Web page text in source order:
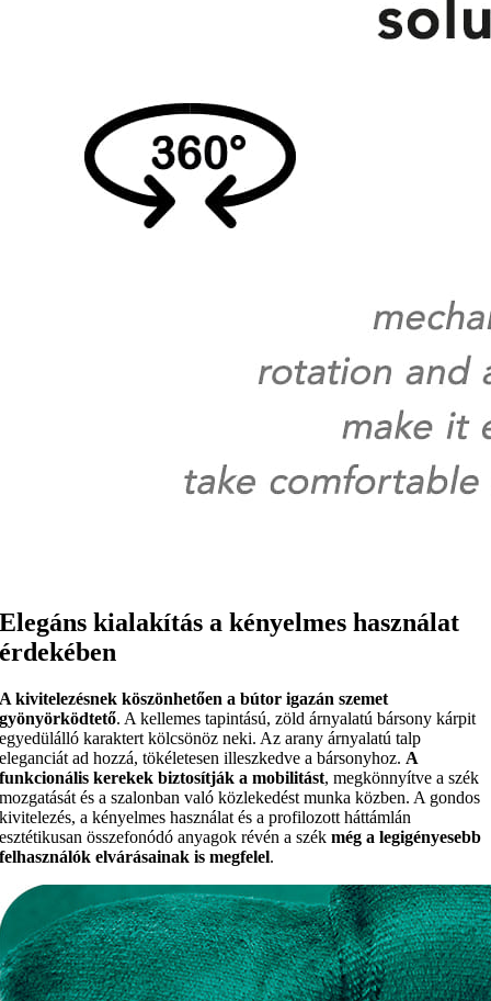
Elegáns kialakítás a kényelmes használat
érdekében
A kivitelezésnek köszönhetően a bútor igazán szemet
gyönyörködtető. A kellemes tapintású, zöld árnyalatú bársony kárpit
egyedülálló karaktert kölcsönöz neki. Az arany árnyalatú talp
eleganciát ad hozzá, tökéletesen illeszkedve a bársonyhoz. A
funkcionális kerekek biztosítják a mobilitást, megkönnyítve a szék
mozgatását és a szalonban való közlekedést munka közben. A gondos
kivitelezés, a kényelmes használat és a profilozott háttámlán
esztétikusan összefonódó anyagok révén a székmég a legigényesebb
felhasználók elvárásainak is megfelel.